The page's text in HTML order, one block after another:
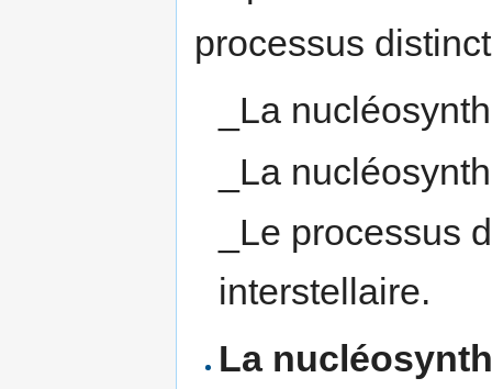
processus
_La
_La
_Le processus
interstellaire.
La